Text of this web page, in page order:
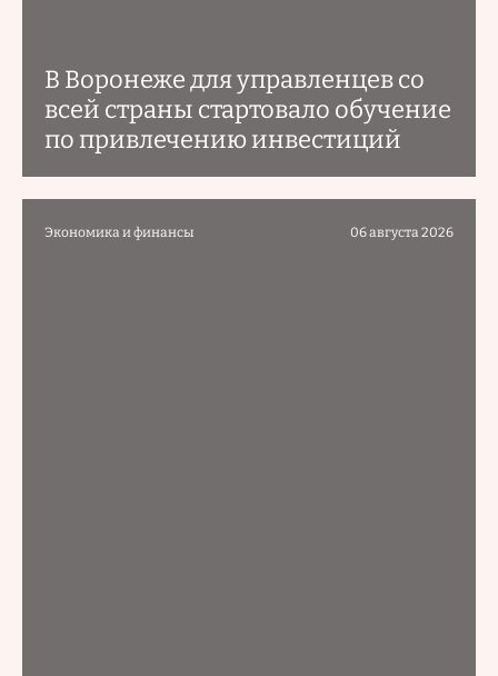
В Воронеже для управленцев со
всей страны стартовало обучение
по привлечению инвестиций
Экономика и финансы 06 августа 2026